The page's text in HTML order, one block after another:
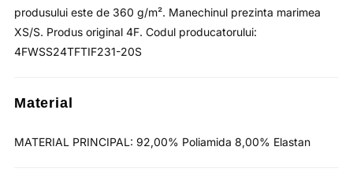
produsului este de 360 g/m². Manechinul prezinta marimea
XS/S. Produs original 4F. Codul producatorului:
4FWSS24TFTIF231-20S
Material
MATERIAL PRINCIPAL: 92,00% Poliamida 8,00% Elastan